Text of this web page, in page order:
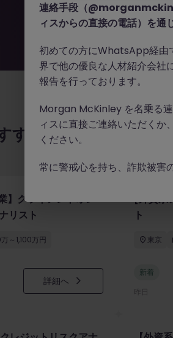
お探しの
すめの求人
】クライアントオン
リスト
～1,100万円
詳細へ
[外資系
ト
東京
新着
昨日
連絡手段（
ィスからの直接の電話）を通
初めての方にWhatsApp経由
界で他の優良な人材紹介会社
報告を行っております。
Morgan McKinley を名乗る
ィスに直接ご連絡いただくか、
ください。
常に警戒心を持ち、詐欺被害